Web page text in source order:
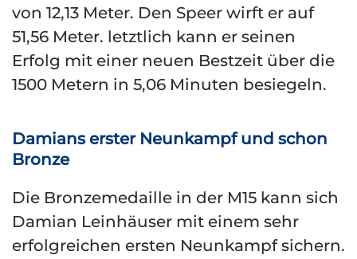
von 12,13 Meter. Den Speer wirft er auf
51,56 Meter. letztlich kann er seinen
Erfolg mit einer neuen Bestzeit über die
1500 Metern in 5,06 Minuten besiegeln.
Damians erster Neunkampf und schon
Bronze
Die Bronzemedaille in der M15 kann sich
Damian Leinhäuser mit einem sehr
erfolgreichen ersten Neunkampf sichern.